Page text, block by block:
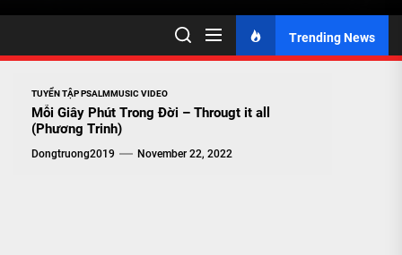
TALK
Trending News
TUYỂN TẬP PSALMMUSIC VIDEO
Mỗi Giây Phút Trong Đời – Througt it all
(Phương Trinh)
Dongtruong2019 November 22, 2022